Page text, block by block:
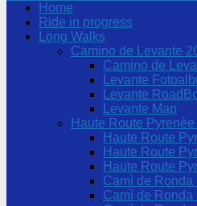
Home
Ride in progress
Long Walks
Camino de Levante
Camino de
Levante
Levante
Levante Map
Haute Route
Haute Route
Haute Route
Haute Route
Camì de Ronda
Camì de Ronda